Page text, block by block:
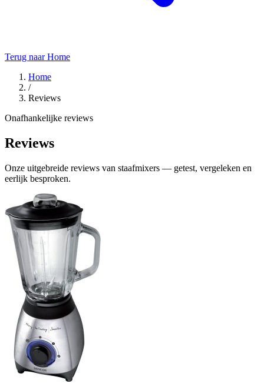
Terug naar Home
Home
/
Reviews
Onafhankelijke reviews
Reviews
Onze uitgebreide reviews van staafmixers — getest, vergeleken en
eerlijk besproken.